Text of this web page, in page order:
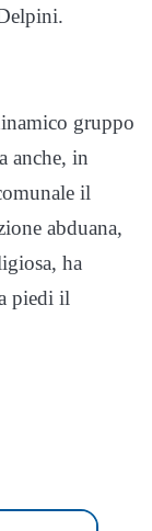
gruppo
anche, in
il
abduana,
ha
piedi il